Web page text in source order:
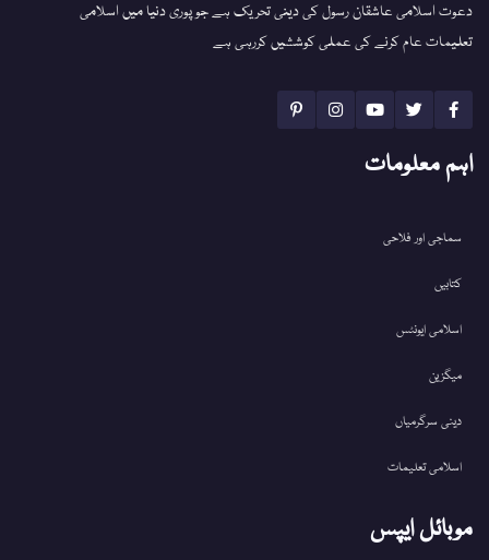
دعوت اسلامی عاشقان رسول کی دینی تحریک ہے جو پوری دنیا میں اسلامی
تعلیمات عام کرنے کی عملی کوششیں کررہی ہے
اہم معلومات
سماجی اور فلاحی
کتابیں
اسلامی ایونٹس
میگزین
دینی سرگرمیاں
اسلامی تعلیمات
موبائل ایپس